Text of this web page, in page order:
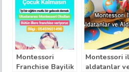
Montessori
Franchise Bayilik
Montessori
aldatanlar